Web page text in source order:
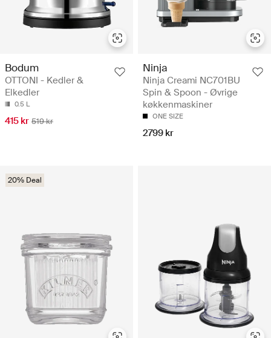
Bodum
OTTONI - Kedler &
Elkedler
0.5 L
415 kr 519 kr
Ninja
Ninja Creami NC701BU
Spin & Spoon - Øvrige
køkkenmaskiner
ONE SIZE
2799 kr
20% Deal